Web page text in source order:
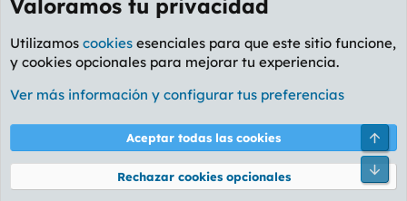
Foro General
Cookies
PL OLDSTYLE AMARILLO
Términos y reglas Política de privacidad Ayuda
Community platform by XenForo® © 2010-2026 XenForo Ltd.
Valoramos tu privacidad
Utilizamos cookies esenciales para que este sitio funcione,
y cookies opcionales para mejorar tu experiencia.
Ver más información y configurar tus preferencias
Aceptar todas las cookies
Rechazar cookies opcionales
Pie